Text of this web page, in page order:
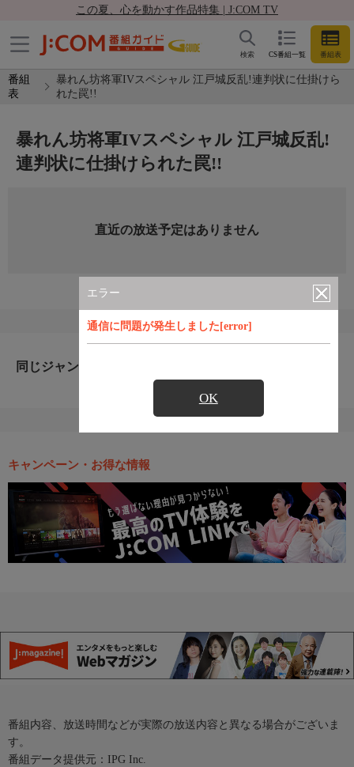
この夏、心を動かす作品特集 | J:COM TV
CS番組一覧 番組表
検索
番組
表
暴れん坊将軍IVスペシャル 江戸城反乱!連判状に仕掛けら
れた罠!!
エラー
通信に問題が発生しました[error]
OK
暴れん坊将軍IVスペシャル 江戸城反乱!
連判状に仕掛けられた罠!!
直近の放送予定はありません
同じジャンルのおすすめ番組
キャンペーン・お得な情報
番組内容、放送時間などが実際の放送内容と異なる場合がございま
す。
番組データ提供元：IPG Inc.